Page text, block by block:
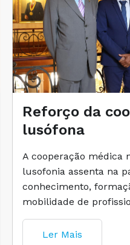
Reforço da
lusófona
A cooperação médica
lusofonia assenta na
conhecimento,
mobilidade de
Ler Mais